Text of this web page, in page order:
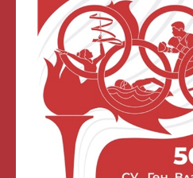
КАРАТЕ
ФУТБОЛ
ВДИГАНЕ НА ТЕЖЕСТИ
ТАЕКУОНДО
НОВИНИ
УЧИЛИЩЕН ЖИВОТ
СПОРТНИ РЕЗУЛТАТИ